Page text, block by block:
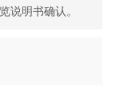
说明书确认。